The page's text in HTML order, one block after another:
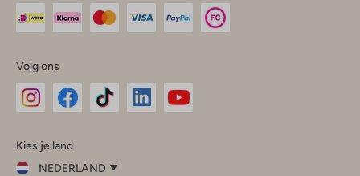
Volg ons
InstagramFacebook
Kies je land
NEDERLAND